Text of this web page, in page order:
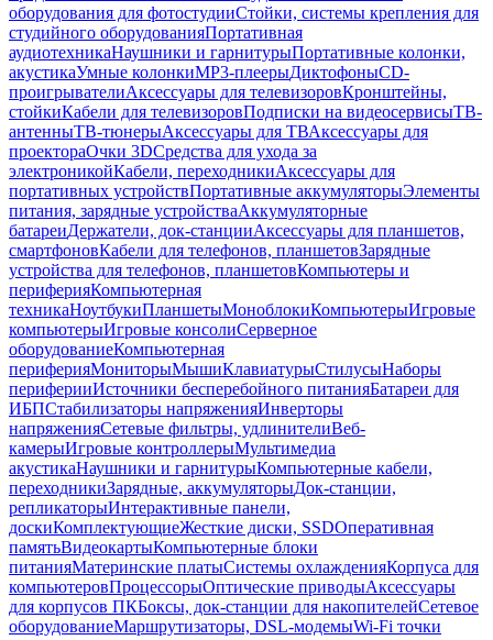
оборудования для фотостудииСтойки, системы крепления для
студийного оборудованияПортативная
аудиотехникаНаушники и гарнитурыПортативные колонки,
акустикаУмные колонкиMP3-плеерыДиктофоныCD-
проигрывателиАксессуары для телевизоровКронштейны,
стойкиКабели для телевизоровПодписки на видеосервисыТВ-
антенныТВ-тюнерыАксессуары для ТВАксессуары для
проектораОчки 3DСредства для ухода за
электроникойКабели, переходникиАксессуары для
портативных устройствПортативные аккумуляторыЭлементы
питания, зарядные устройстваАккумуляторные
батареиДержатели, док-станцииАксессуары для планшетов,
смартфоновКабели для телефонов, планшетовЗарядные
устройства для телефонов, планшетовКомпьютеры и
периферияКомпьютерная
техникаНоутбукиПланшетыМоноблокиКомпьютерыИгровые
компьютерыИгровые консолиСерверное
оборудованиеКомпьютерная
периферияМониторыМышиКлавиатурыСтилусыНаборы
периферииИсточники бесперебойного питанияБатареи для
ИБПСтабилизаторы напряженияИнверторы
напряженияСетевые фильтры, удлинителиВеб-
камерыИгровые контроллерыМультимедиа
акустикаНаушники и гарнитурыКомпьютерные кабели,
переходникиЗарядные, аккумуляторыДок-станции,
репликаторыИнтерактивные панели,
доскиКомплектующиеЖесткие диски, SSDОперативная
памятьВидеокартыКомпьютерные блоки
питанияМатеринские платыСистемы охлажденияКорпуса для
компьютеровПроцессорыОптические приводыАксессуары
для корпусов ПКБоксы, док-станции для накопителейСетевое
оборудованиеМаршрутизаторы, DSL-модемыWi-Fi точки